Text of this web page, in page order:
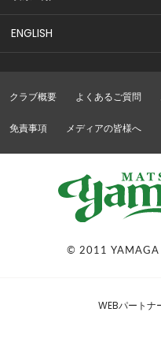
ENGLISH
クラブ概要 よくあるご質問
免責事項 メディアの皆様へ
© 2011 YAMAGA
WEBパートナ